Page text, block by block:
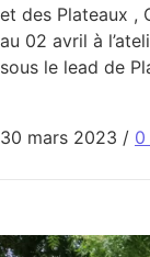
et des Plateaux ,
au 02 avril à
sous le lead de
30 mars 2023 / 0